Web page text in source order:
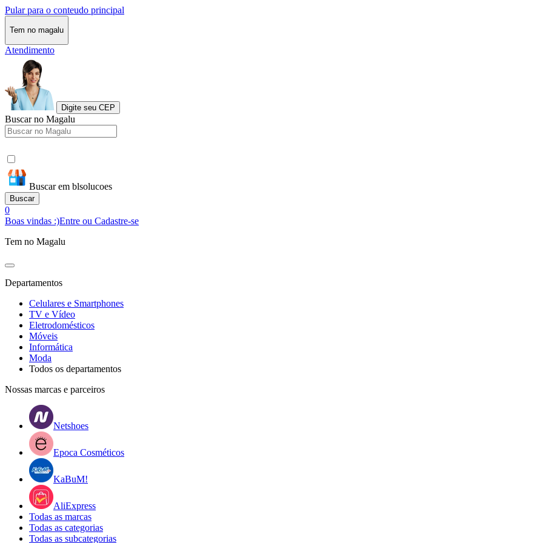
Pular para o conteudo principal
Tem no magalu
Atendimento
Digite seu CEP
Buscar no Magalu
Buscar em blsolucoes
Buscar
0
Boas vindas :)Entre ou Cadastre-se
Tem no Magalu
Departamentos
Celulares e Smartphones
TV e Vídeo
Eletrodomésticos
Móveis
Informática
Moda
Todos os departamentos
Nossas marcas e parceiros
Netshoes
Epoca Cosméticos
KaBuM!
AliExpress
Todas as marcas
Todas as categorias
Todas as subcategorias